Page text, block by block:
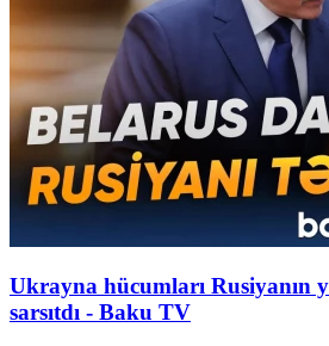
Ukrayna hücumları Rusiyanın
sarsıtdı - Baku TV